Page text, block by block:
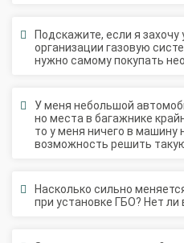
организации газовую
нужно самому покупать
но места в багажнике
то у меня ничего в машину
возможность решить
при установке ГБО? Нет ли